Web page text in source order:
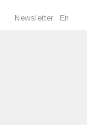
Newsletter En